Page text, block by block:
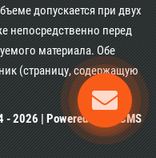
допускается при двух
непосредственно перед
материала. Обе
(страницу, содержащую
- 2026 | Powered by XII CMS